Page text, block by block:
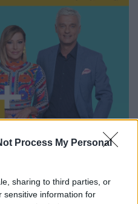
Process My Personal
sharing to third parties, or
sensitive information for
RTL+ felületén!
az elsők között